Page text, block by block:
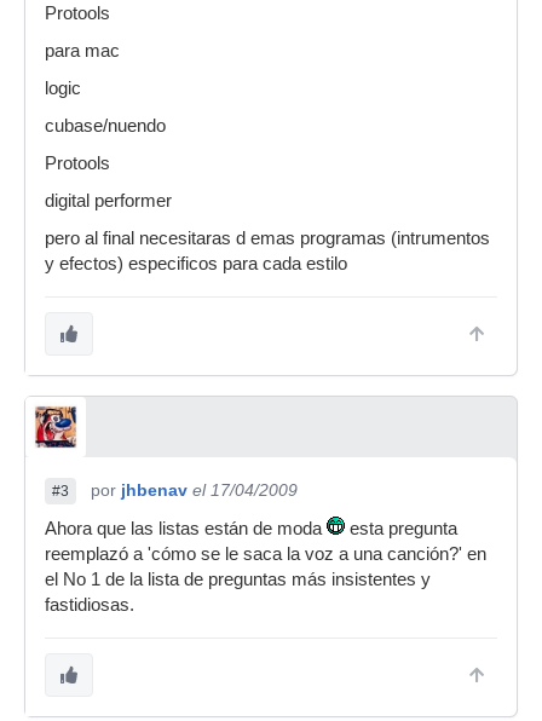
Protools
para mac
logic
cubase/nuendo
Protools
digital performer
pero al final necesitaras d emas programas (intrumentos
y efectos) especificos para cada estilo
#3 por jhbenav el 17/04/2009
Ahora que las listas están de moda
esta pregunta
reemplazó a 'cómo se le saca la voz a una canción?' en
el No 1 de la lista de preguntas más insistentes y
fastidiosas.